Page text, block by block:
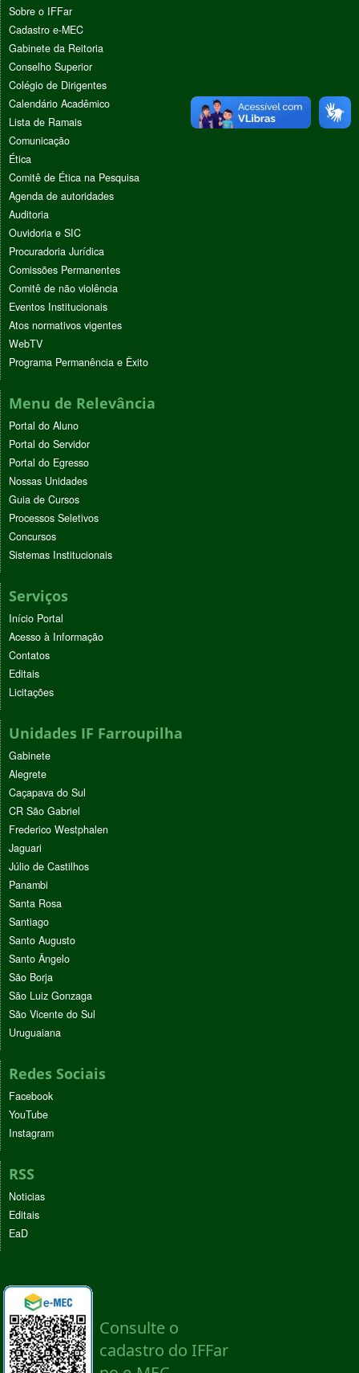
Sobre o IFFar
Cadastro e-MEC
Gabinete da Reitoria
Conselho Superior
Colégio de Dirigentes
Calendário Acadêmico
Lista de Ramais
Comunicação
Ética
Comitê de Ética na Pesquisa
Agenda de autoridades
Auditoria
Ouvidoria e SIC
Procuradoria Jurídica
Comissões Permanentes
Comitê de não violência
Eventos Institucionais
Atos normativos vigentes
WebTV
Programa Permanência e Êxito
Menu de Relevância
Portal do Aluno
Portal do Servidor
Portal do Egresso
Nossas Unidades
Guia de Cursos
Processos Seletivos
Concursos
Sistemas Institucionais
Serviços
Início Portal
Acesso à Informação
Contatos
Editais
Licitações
Unidades IF Farroupilha
Gabinete
Alegrete
Caçapava do Sul
CR São Gabriel
Frederico Westphalen
Jaguari
Júlio de Castilhos
Panambi
Santa Rosa
Santiago
Santo Augusto
Santo Ângelo
São Borja
São Luiz Gonzaga
São Vicente do Sul
Uruguaiana
Redes Sociais
Facebook
YouTube
Instagram
RSS
Noticias
Editais
EaD